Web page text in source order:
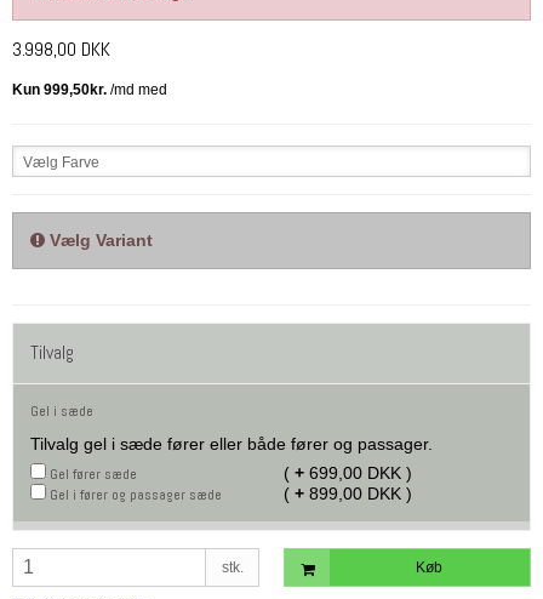
3.998,00 DKK
Vælg Farve
Vælg Variant
Tilvalg
Gel i sæde
Tilvalg gel i sæde fører eller både fører og passager.
Gel fører sæde
( + 699,00 DKK )
Gel i fører og passager sæde
( + 899,00 DKK )
stk. Køb